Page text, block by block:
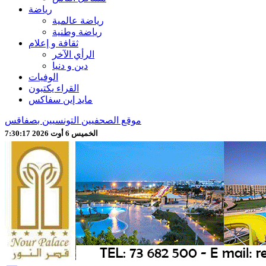
رياضة
رياضة عالمية
رياضة وطنية
ثقافة و إعلام
الرأي الآخر
دين و دنيا
الوفيات
القراء يكتبون
مايد إين سفاكس
موقع الصحفيين التونسيين بصفاقس
الخميس 6 أوت 2026 7:30:19